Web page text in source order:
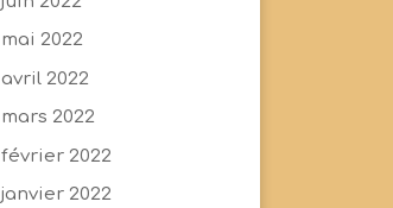
mai 2022
avril 2022
mars 2022
février 2022
janvier 2022